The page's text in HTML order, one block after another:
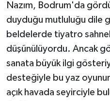
Nazım, Bodrum'da
duyduğu mutluluğu dile
beldelerde tiyatro
düşünülüyordu. Ancak
sanata büyük ilgi
desteğiyle bu yaz
açık havada seyirciyle